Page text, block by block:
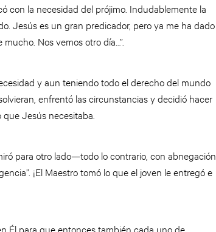
con la necesidad del prójimo. Indudablemente la
Jesús es un gran predicador, pero ya me ha dado
Nos vemos otro día…”.
y aun teniendo todo el derecho del mundo
enfrentó las circunstancias y decidió hacer
Jesús necesitaba.
para otro lado—todo lo contrario, con abnegación
¡El Maestro tomó lo que el joven le entregó e
Él para que entonces también cada uno de